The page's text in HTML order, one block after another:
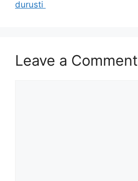
durusti
Leave a Comment